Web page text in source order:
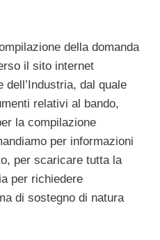
della domanda
il sito internet
dell’Industria, dal quale
relativi al bando,
la compilazione
per informazioni
per scaricare tutta la
per richiedere
di sostegno di natura